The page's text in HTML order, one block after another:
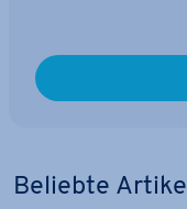
Beliebte